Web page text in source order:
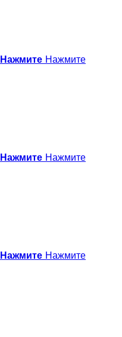
Нажмите Нажмите
Нажмите Нажмите
Нажмите Нажмите